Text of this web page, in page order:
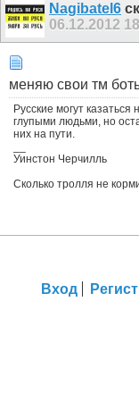
Nagibatel6
06.12.2012
меняю свои тм
Русские могут
глупыми людьми, но
них на пути.
Уинстон Черчилль
Сколько тролля не
Вход